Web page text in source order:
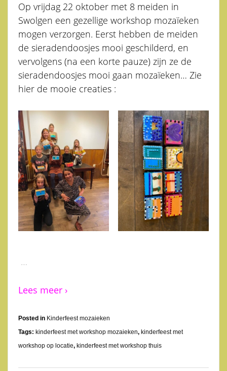
Op vrijdag 22 oktober met 8 meiden in
Swolgen een gezellige workshop mozaïeken
mogen verzorgen. Eerst hebben de meiden
de sieradendoosjes mooi geschilderd, en
vervolgens (na een korte pauze) zijn ze de
sieradendoosjes mooi gaan mozaïeken… Zie
hier de mooie creaties :
…
Lees meer ›
Posted in Kinderfeest mozaieken
Tags: kinderfeest met workshop mozaieken, kinderfeest met
workshop op locatie, kinderfeest met workshop thuis